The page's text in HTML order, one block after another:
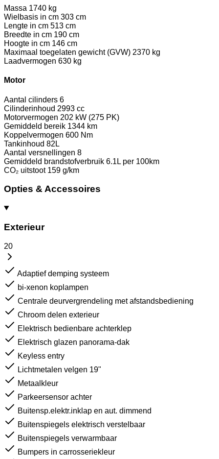
Massa 1740 kg
Wielbasis in cm 303 cm
Lengte in cm 513 cm
Breedte in cm 190 cm
Hoogte in cm 146 cm
Maximaal toegelaten gewicht (GVW) 2370 kg
Laadvermogen 630 kg
Motor
Aantal cilinders 6
Cilinderinhoud 2993 cc
Motorvermogen 202 kW (275 PK)
Gemiddeld bereik 1344 km
Koppelvermogen 600 Nm
Tankinhoud 82L
Aantal versnellingen 8
Gemiddeld brandstofverbruik 6.1L per 100km
CO₂ uitstoot 159 g/km
Opties & Accessoires
Exterieur
20
Adaptief demping systeem
bi-xenon koplampen
Centrale deurvergrendeling met afstandsbediening
Chroom delen exterieur
Elektrisch bedienbare achterklep
Elektrisch glazen panorama-dak
Keyless entry
Lichtmetalen velgen 19"
Metaalkleur
Parkeersensor achter
Buitensp.elektr.inklap en aut. dimmend
Buitenspiegels elektrisch verstelbaar
Buitenspiegels verwarmbaar
Bumpers in carrosseriekleur